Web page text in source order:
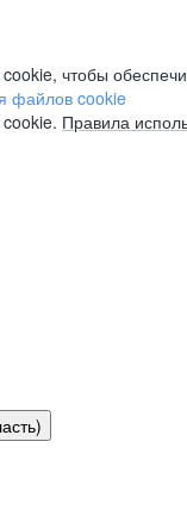
чтобы
файлов cookie
Правила